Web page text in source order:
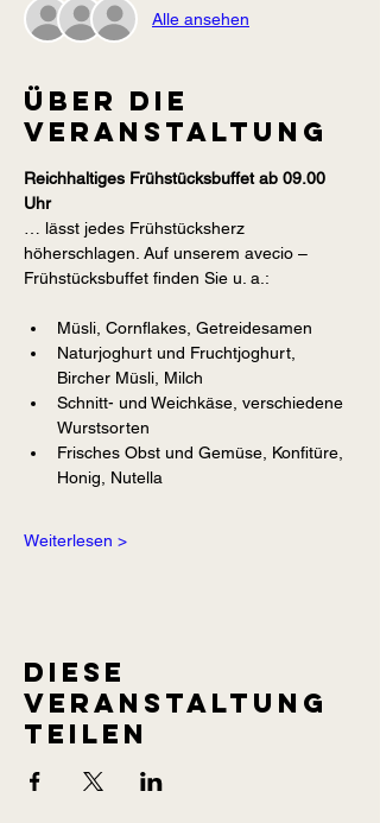
Alle ansehen
Über die
Veranstaltung
Reichhaltiges Frühstücksbuffet ab 09.00
Uhr
… lässt jedes Frühstücksherz
höherschlagen. Auf unserem avecio –
Frühstücksbuffet finden Sie u. a.:
Müsli, Cornflakes, Getreidesamen
Naturjoghurt und Fruchtjoghurt,
Bircher Müsli, Milch
Schnitt- und Weichkäse, verschiedene
Wurstsorten
Frisches Obst und Gemüse, Konfitüre,
Honig, Nutella
Weiterlesen >
Diese
Veranstaltung
teilen